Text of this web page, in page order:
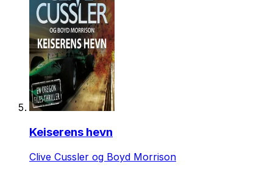
Keiserens hevn
Clive Cussler og Boyd Morrison